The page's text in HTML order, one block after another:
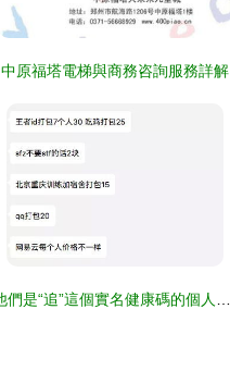
中原福塔電梯與商務咨詢服務詳解